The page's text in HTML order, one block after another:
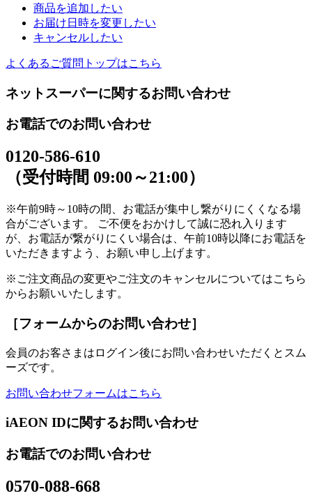
商品を追加したい
お届け日時を変更したい
キャンセルしたい
よくあるご質問トップはこちら
ネットスーパーに関するお問い合わせ
お電話でのお問い合わせ
0120-586-610
（受付時間 09:00～21:00）
※午前9時～10時の間、お電話が集中し繋がりにくくなる場
合がございます。 ご不便をおかけして誠に恐れ入ります
が、お電話が繋がりにくい場合は、午前10時以降にお電話を
いただきますよう、お願い申し上げます。
※ご注文商品の変更やご注文のキャンセルについてはこちら
からお願いいたします。
［フォームからのお問い合わせ］
会員のお客さまはログイン後にお問い合わせいただくとスム
ーズです。
お問い合わせフォームはこちら
iAEON IDに関するお問い合わせ
お電話でのお問い合わせ
0570-088-668